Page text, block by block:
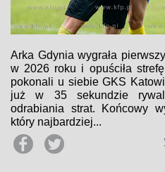
Arka Gdynia wygrała
w 2026 roku i opuściła
pokonali u siebie GKS
już w 35 sekundzie
odrabiania strat. Końcowy
który najbardziej...